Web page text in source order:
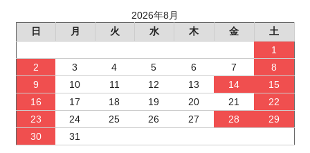
2026年8月
日
月 火 水 木 金
土
1
2
3 4 5 6 7
8
9
10 11 12 13 14
15
16
17 18 19 20 21
22
23
24 25 26 27 28
29
30
31